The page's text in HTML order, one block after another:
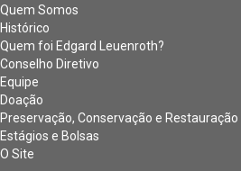
Quem Somos
Histórico
Quem foi Edgard Leuenroth?
Conselho Diretivo
Equipe
Doação
Preservação, Conservação e Restauração
Estágios e Bolsas
O Site